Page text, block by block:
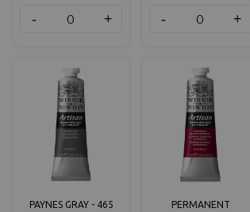
- + - +
PAYNES GRAY - 465
PERMANENT